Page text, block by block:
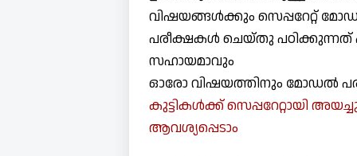
വിഷയങ്ങൾക്കും സെപ്പറേറ്റ്
പരീക്ഷകൾ ചെയ്തു പഠിക്കുന്നത്
സഹായമാവും
ഓരോ വിഷയത്തിനും മോഡൽ
കുട്ടികൾക്ക് സെപ്പറേറ്റായി
ആവശ്യപ്പെടാം